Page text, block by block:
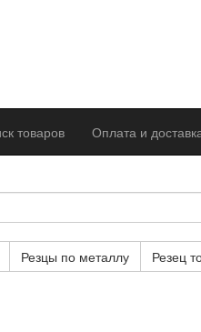
товаров Оплата и
Резцы по металлу
Резец